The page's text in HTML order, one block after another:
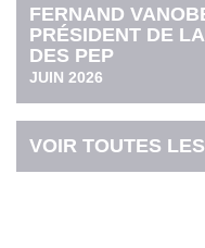
FERNAND
PRÉSIDENT DE
DES PEP
JUIN 2026
VOIR TOUTES